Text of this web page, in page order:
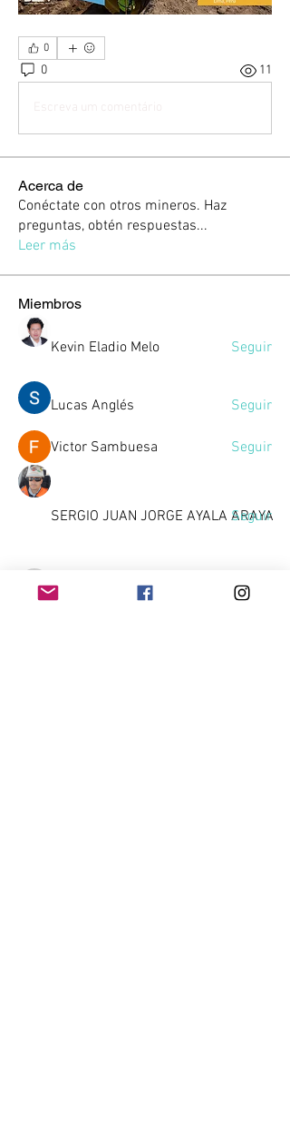
0
0 11
Acerca de
Conéctate con otros mineros. Haz
preguntas, obtén respuestas...
Leer más
Miembros
Kevin Eladio Melo Seguir
Lucas Anglés Seguir
Victor Sambuesa Seguir
SERGIO JUAN JORGE AYALA ARAYA
Seguir
GussstGussst
Seguir